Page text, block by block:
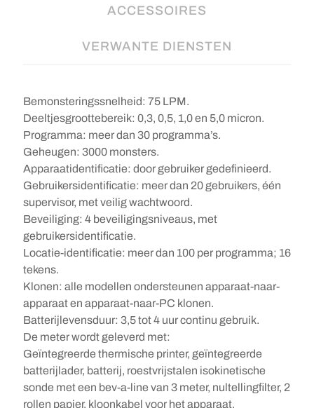
ACCESSOIRES
VERWANTE DIENSTEN
Bemonsteringssnelheid: 75 LPM.
Deeltjesgroottebereik: 0,3, 0,5, 1,0 en 5,0 micron.
Programma: meer dan 30 programma’s.
Geheugen: 3000 monsters.
Apparaatidentificatie: door gebruiker gedefinieerd.
Gebruikersidentificatie: meer dan 20 gebruikers, één
supervisor, met veilig wachtwoord.
Beveiliging: 4 beveiligingsniveaus, met
gebruikersidentificatie.
Locatie-identificatie: meer dan 100 per programma; 16
tekens.
Klonen: alle modellen ondersteunen apparaat-naar-
apparaat en apparaat-naar-PC klonen.
Batterijlevensduur: 3,5 tot 4 uur continu gebruik.
De meter wordt geleverd met:
Geïntegreerde thermische printer, geïntegreerde
batterijlader, batterij, roestvrijstalen isokinetische
sonde met een bev-a-line van 3 meter, nultellingfilter, 2
rollen papier, kloonkabel voor het apparaat,